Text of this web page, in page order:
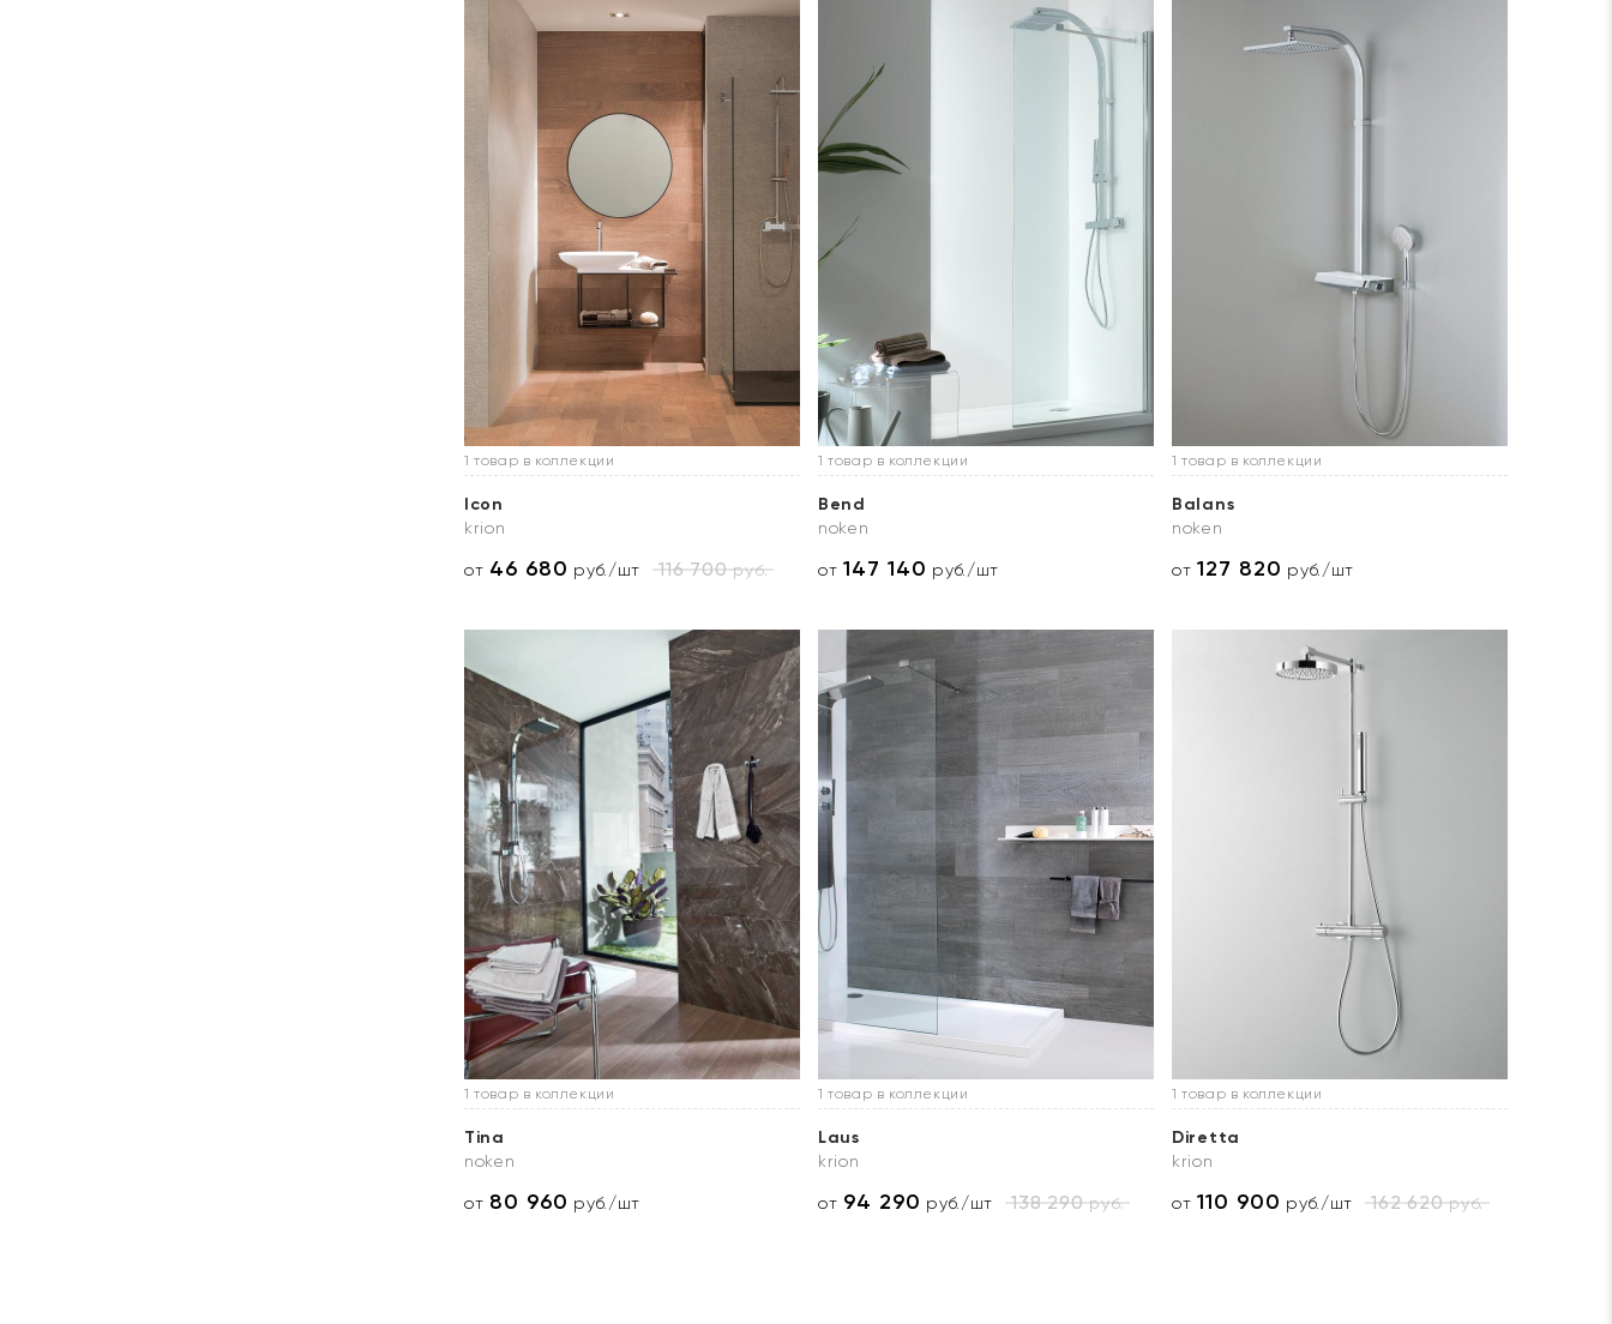
1 товар в коллекции
Icon
krion
от 46 680 руб./шт 116 700руб.
1 товар в коллекции
Bend
noken
от147 140 руб./шт
1 товар в коллекции
Balans
noken
от127 820 руб./шт
1 товар в коллекции
Tina
noken
от 80 960 руб./шт
1 товар в коллекции
Laus
krion
от 94 290 руб./шт 138 290руб.
1 товар в коллекции
Diretta
krion
от110 900 руб./шт 162 620руб.